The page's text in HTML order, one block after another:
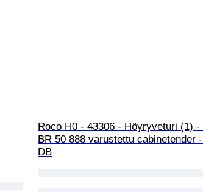
Roco H0 - 43306 - Höyryveturi (1) -
BR 50 888 varustettu cabinetender -
DB